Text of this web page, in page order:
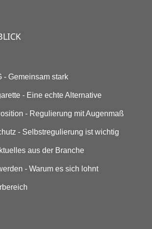
- Gemeinsam stark
- Eine echte Alternative
- Regulierung mit Augenmaß
- Selbstregulierung ist wichtig
aus der Branche
- Warum es sich lohnt